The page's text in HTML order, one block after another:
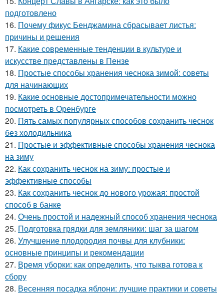
подготовлено
16. Почему фикус Бенджамина сбрасывает листья:
причины и решения
17. Какие современные тенденции в культуре и
искусстве представлены в Пензе
18. Простые способы хранения чеснока зимой: советы
для начинающих
19. Какие основные достопримечательности можно
посмотреть в Оренбурге
20. Пять самых популярных способов сохранить чеснок
без холодильника
21. Простые и эффективные способы хранения чеснока
на зиму
22. Как сохранить чеснок на зиму: простые и
эффективные способы
23. Как сохранить чеснок до нового урожая: простой
способ в банке
24. Очень простой и надежный способ хранения чеснока
25. Подготовка грядки для земляники: шаг за шагом
26. Улучшение плодородия почвы для клубники:
основные принципы и рекомендации
27. Время уборки: как определить, что тыква готова к
сбору
28. Весенняя посадка яблони: лучшие практики и советы